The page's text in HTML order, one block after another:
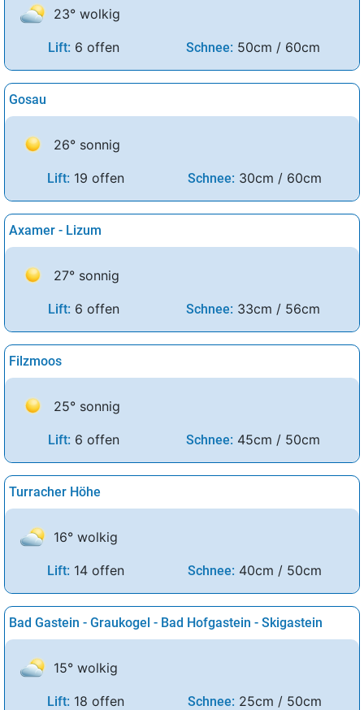
23° wolkig
Lift: 6 offen Schnee: 50cm / 60cm
Gosau
26° sonnig
Lift: 19 offen Schnee: 30cm / 60cm
Axamer - Lizum
27° sonnig
Lift: 6 offen Schnee: 33cm / 56cm
Filzmoos
25° sonnig
Lift: 6 offen Schnee: 45cm / 50cm
Turracher Höhe
16° wolkig
Lift: 14 offen Schnee: 40cm / 50cm
Bad Gastein - Graukogel - Bad Hofgastein - Skigastein
15° wolkig
Lift: 18 offen Schnee: 25cm / 50cm